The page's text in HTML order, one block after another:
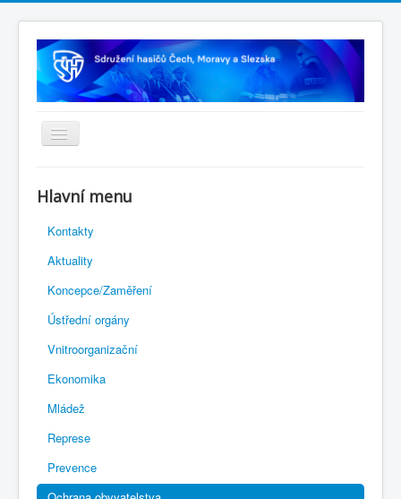
Rejstřík sportu
Novelizace Stanov SH ČMS
Plán činnosti 2026
Kalendář akcí
Výhody pro členy
Portál REDENOX
Hlavní menu
Kontakty
Aktuality
Koncepce/Zaměření
Ústřední orgány
Vnitroorganizační
Ekonomika
Mládež
Represe
Prevence